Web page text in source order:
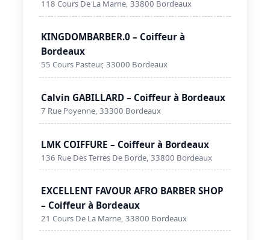
118 Cours De La Marne, 33800 Bordeaux
KINGDOMBARBER.0 – Coiffeur à
Bordeaux
55 Cours Pasteur, 33000 Bordeaux
Calvin GABILLARD – Coiffeur à Bordeaux
7 Rue Poyenne, 33300 Bordeaux
LMK COIFFURE – Coiffeur à Bordeaux
136 Rue Des Terres De Borde, 33800 Bordeaux
EXCELLENT FAVOUR AFRO BARBER SHOP
– Coiffeur à Bordeaux
21 Cours De La Marne, 33800 Bordeaux